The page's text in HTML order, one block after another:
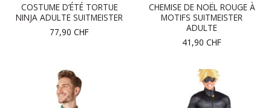
COSTUME D’ÉTÉ TORTUE
NINJA ADULTE SUITMEISTER
77,90 CHF
CHEMISE DE NOËL ROUGE À
MOTIFS SUITMEISTER
ADULTE
41,90 CHF